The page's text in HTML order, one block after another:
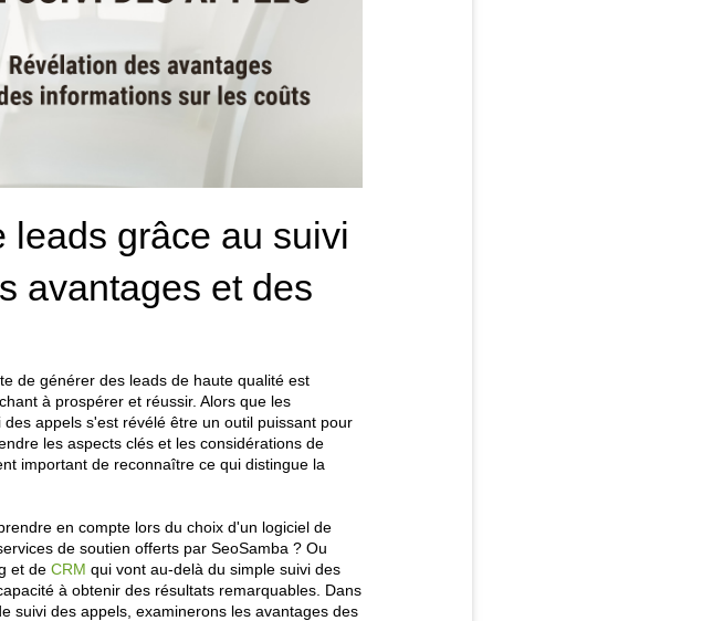
leads grâce au suivi
avantages et des
de générer des leads de haute qualité est
à prospérer et réussir. Alors que les
appels s'est révélé être un outil puissant pour
les aspects clés et les considérations de
important de reconnaître ce qui distingue la
en compte lors du choix d'un logiciel de
de soutien offerts par SeoSamba ? Ou
et de CRM qui vont au-delà du simple suivi des
à obtenir des résultats remarquables. Dans
suivi des appels, examinerons les avantages des